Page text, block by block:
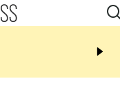
17:59
Corniche - la route du